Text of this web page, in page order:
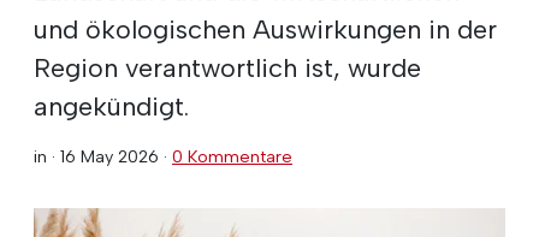
und ökologischen Auswirkungen in der
Region verantwortlich ist, wurde
angekündigt.
in · 16 May 2026 · 0 Kommentare